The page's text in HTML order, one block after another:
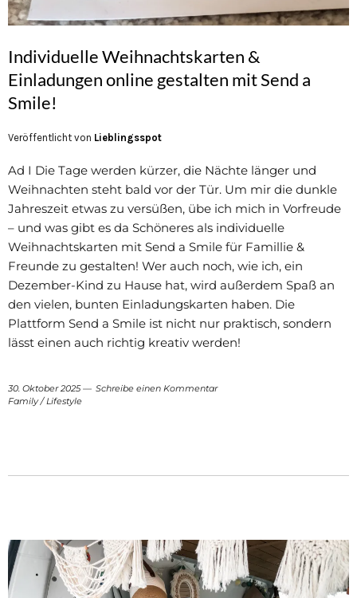
Individuelle Weihnachtskarten &
Einladungen online gestalten mit Send a
Smile!
Veröffentlicht von Lieblingsspot
Ad I Die Tage werden kürzer, die Nächte länger und
Weihnachten steht bald vor der Tür. Um mir die dunkle
Jahreszeit etwas zu versüßen, übe ich mich in Vorfreude
– und was gibt es da Schöneres als individuelle
Weihnachtskarten mit Send a Smile für Famillie &
Freunde zu gestalten! Wer auch noch, wie ich, ein
Dezember-Kind zu Hause hat, wird außerdem Spaß an
den vielen, bunten Einladungskarten haben. Die
Plattform Send a Smile ist nicht nur praktisch, sondern
lässt einen auch richtig kreativ werden!
30. Oktober 2025
Schreibe einen Kommentar
Family/ Lifestyle